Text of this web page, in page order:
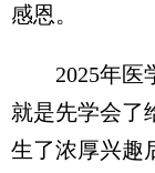
感恩。
2025年医学
就是先学会了
生了浓厚兴趣